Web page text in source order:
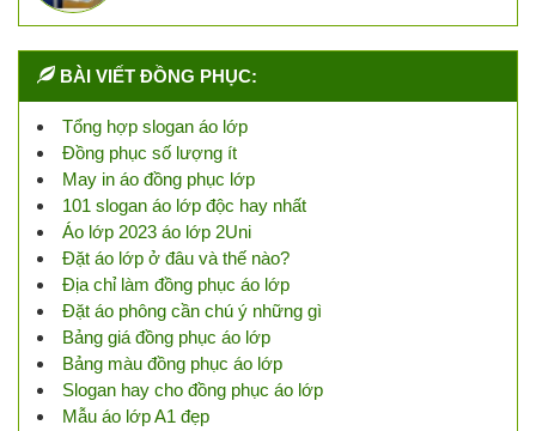
BÀI VIẾT ĐỒNG PHỤC:
Tổng hợp slogan áo lớp
Đồng phục số lượng ít
May in áo đồng phục lớp
101 slogan áo lớp độc hay nhất
Áo lớp 2023 áo lớp 2Uni
Đặt áo lớp ở đâu và thế nào?
Địa chỉ làm đồng phục áo lớp
Đặt áo phông cần chú ý những gì
Bảng giá đồng phục áo lớp
Bảng màu đồng phục áo lớp
Slogan hay cho đồng phục áo lớp
Mẫu áo lớp A1 đẹp